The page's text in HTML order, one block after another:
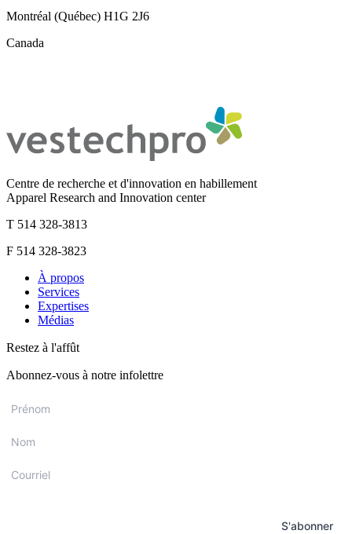
Montréal (Québec) H1G 2J6
Canada
Centre de recherche et d'innovation en habillement
Apparel Research and Innovation center
T 514 328-3813
F 514 328-3823
À propos
Services
Expertises
Médias
Restez à l'affût
Abonnez-vous à notre infolettre
S'abonner